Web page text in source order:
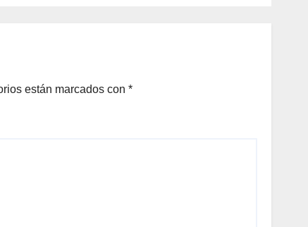
están marcados con *